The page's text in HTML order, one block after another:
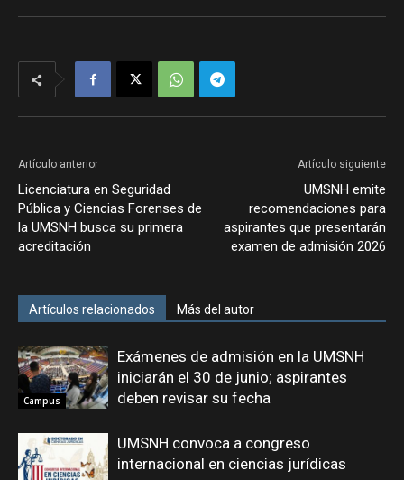
Artículo anterior
Licenciatura en Seguridad
Pública y Ciencias Forenses de
la UMSNH busca su primera
acreditación
Artículo siguiente
UMSNH emite
recomendaciones para
aspirantes que presentarán
examen de admisión 2026
Artículos relacionados Más del autor
Campus
Exámenes de admisión en la UMSNH
iniciarán el 30 de junio; aspirantes
deben revisar su fecha
UMSNH convoca a congreso
internacional en ciencias jurídicas